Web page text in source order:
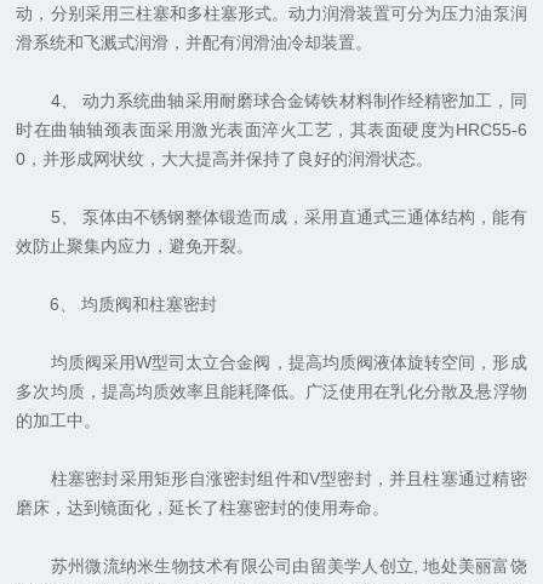
动，分别采用三柱塞和多柱塞形式。动力润滑装置可分为压力油泵润
滑系统和飞溅式润滑，并配有润滑油冷却装置。
4、 动力系统曲轴采用耐磨球合金铸铁材料制作经精密加工，同
时在曲轴轴颈表面采用激光表面淬火工艺，其表面硬度为HRC55-6
0，并形成网状纹，大大提高并保持了良好的润滑状态。
5、 泵体由不锈钢整体锻造而成，采用直通式三通体结构，能有
效防止聚集内应力，避免开裂。
6、 均质阀和柱塞密封
均质阀采用W型司太立合金阀，提高均质阀液体旋转空间，形成
多次均质，提高均质效率且能耗降低。广泛使用在乳化分散及悬浮物
的加工中。
柱塞密封采用矩形自涨密封组件和V型密封，并且柱塞通过精密
磨床，达到镜面化，延长了柱塞密封的使用寿命。
苏州微流纳米生物技术有限公司由留美学人创立, 地处美丽富饶